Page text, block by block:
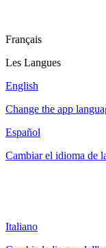
Français
Les Langues
English
Change the app
Español
Cambiar el idioma de
Italiano